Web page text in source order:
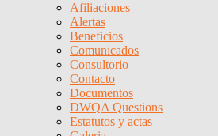
Afiliaciones
Alertas
Beneficios
Comunicados
Consultorio
Contacto
Documentos
DWQA Questions
Estatutos y actas